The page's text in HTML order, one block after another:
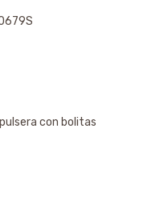
con bolitas